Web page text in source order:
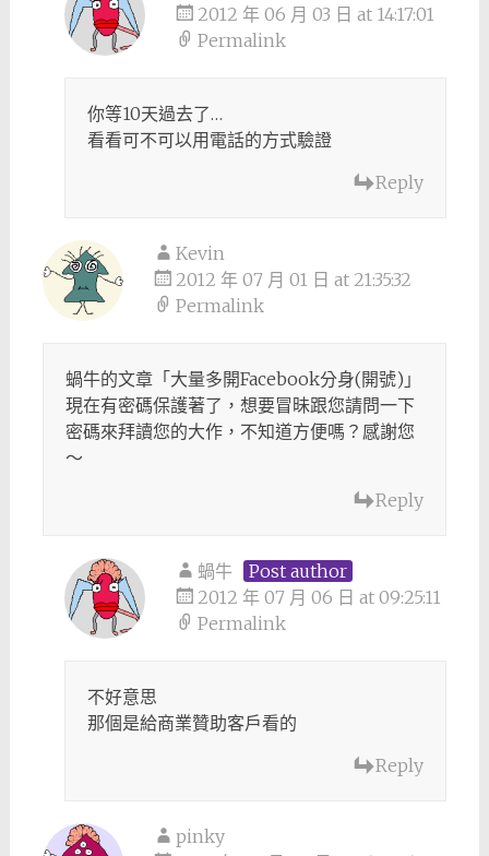
2012 年 06 月 03 日 at 14:17:01
Permalink
你等10天過去了…
看看可不可以用電話的方式驗證
Reply
Kevin
2012 年 07 月 01 日 at 21:35:32
Permalink
蝸牛的文章「大量多開Facebook分身(開號)」
現在有密碼保護著了，想要冒昧跟您請問一下
密碼來拜讀您的大作，不知道方便嗎？感謝您
～
Reply
蝸牛
Post author
2012 年 07 月 06 日 at 09:25:11
Permalink
不好意思
那個是給商業贊助客戶看的
Reply
pinky